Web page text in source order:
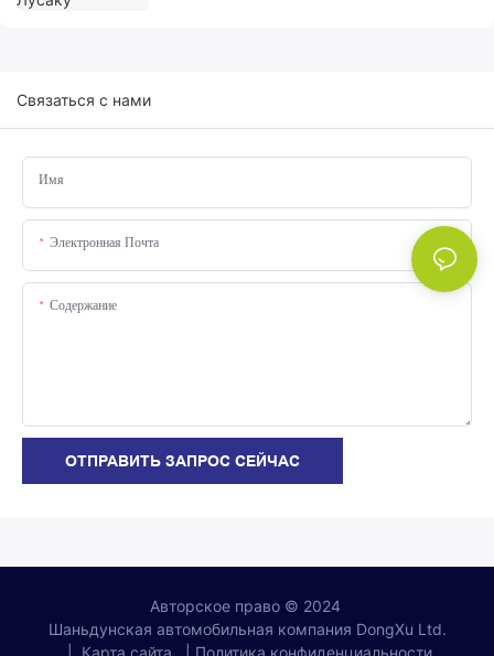
Связаться с нами
Имя
Электронная Почта
Содержание
ОТПРАВИТЬ ЗАПРОС СЕЙЧАС
Авторское право © 2024
Карта сайта Политика конфиденциальности